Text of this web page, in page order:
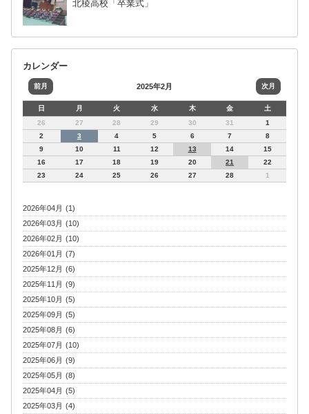
北稜高校「卒業式」
カレンダー
前月 2025年2月 次月
日 月 火 水 木 金
土
26
27 28 29 30 31
1
2
3 4 5 6 7
8
9
10 11 12 13 14
15
16
17 18 19 20 21
22
23
24 25 26 27 28 1
2026年04月 (1)
2026年03月 (10)
2026年02月 (10)
2026年01月 (7)
2025年12月 (6)
2025年11月 (9)
2025年10月 (5)
2025年09月 (5)
2025年08月 (6)
2025年07月 (10)
2025年06月 (9)
2025年05月 (8)
2025年04月 (5)
2025年03月 (4)